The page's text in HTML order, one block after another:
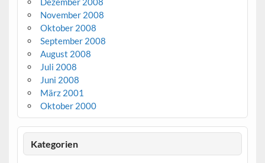
November 2008
Oktober 2008
September 2008
August 2008
Juli 2008
Juni 2008
März 2001
Oktober 2000
Kategorien